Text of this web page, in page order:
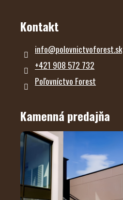
Kontakt
info@polovnictvoforest.sk
+421 908 572 732
Poľovníctvo Forest
Kamenná predajňa